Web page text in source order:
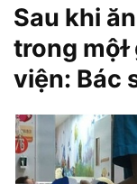
Sau khi
trong
viện: Bác